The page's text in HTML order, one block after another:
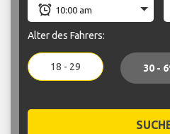
Alter des Fahrers:
18 - 29 30 -